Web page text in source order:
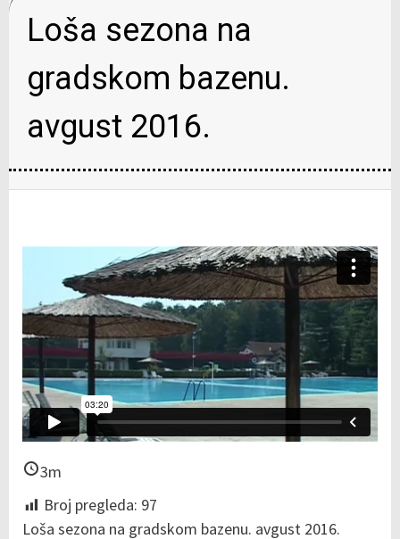
Loša sezona na
gradskom bazenu.
avgust 2016.
3m
Broj pregleda: 97
Loša sezona na gradskom bazenu. avgust 2016.